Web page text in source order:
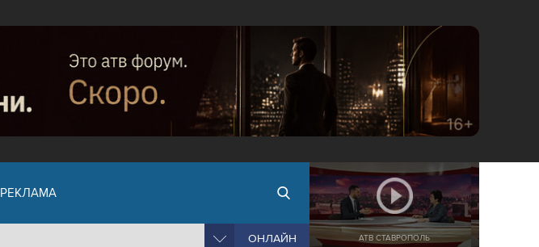
РЕКЛАМА
ОНЛАЙН АТВ СТАВРОПОЛЬ